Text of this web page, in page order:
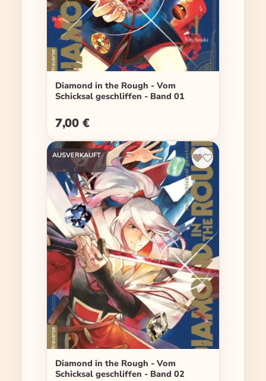
Diamond in the Rough - Vom
Schicksal geschliffen - Band 01
Regulärer Preis:
7,00 €
AUSVERKAUFT
Diamond in the Rough - Vom
Schicksal geschliffen - Band 02